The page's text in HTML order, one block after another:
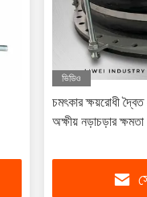
ভিডিও
চমৎকার ক্ষয়রোধী
অক্ষীয় নড়াচড়ার